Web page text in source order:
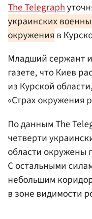
The Telegraph
украинских
окружения в
Младший сержант
газете, что Киев
из Курской
«Страх окружения
По данным The
четверти
области окружены
С остальными
небольшим
в зоне видимости